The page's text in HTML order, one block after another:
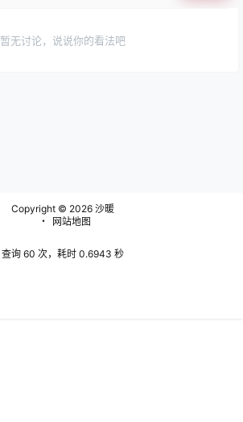
暂无讨论，说说你的看法吧
Copyright © 2026 沙暖
・
网站地图
查询 60 次，耗时 0.6943 秒